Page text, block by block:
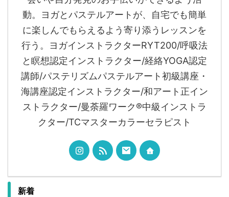
動。ヨガとパステルアートが、自宅でも簡単
に楽しんでもらえるよう寄り添うレッスンを
行う。ヨガインストラクターRYT200/呼吸法
と瞑想認定インストラクター/経絡YOGA認定
講師/パステリズムパステルアート初級講座・
海講座認定インストラクター/和アート正イン
ストラクター/曼荼羅ワーク®︎中級インストラ
クター/TCマスターカラーセラピスト
新着